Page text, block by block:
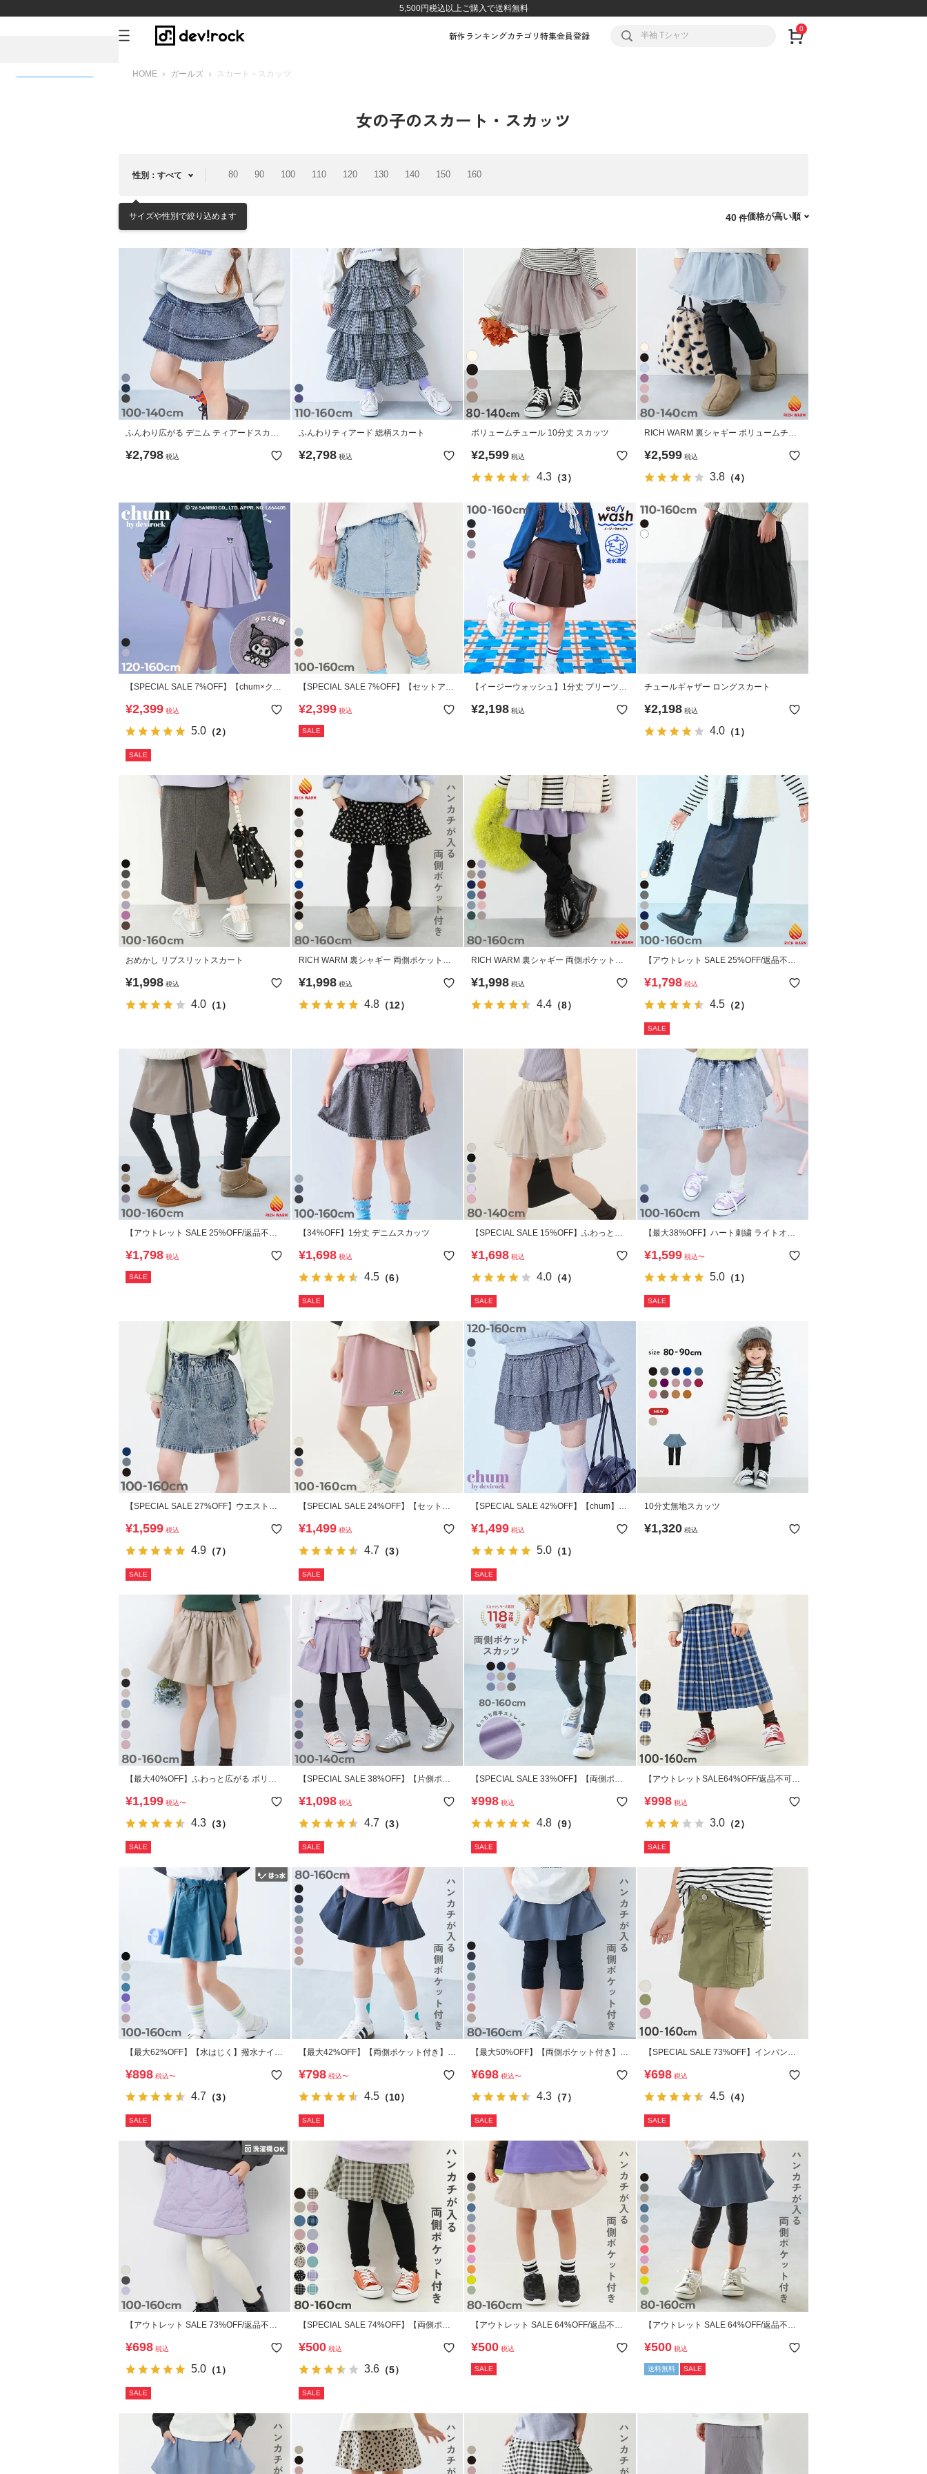
5,500円税込以上ご購入で送料無料
新作ランキングカテゴリ特集会員登録
0
HOME ガールズ スカート・スカッツ
女の子のスカート・スカッツ
性別：すべて 80 90 100 110 120 130 140 150 160
サイズや性別で絞り込めます 価格が高い順
40
ふんわり広がる デニム ティアードスカー
¥2,798 税込
ふんわりティアード 総柄スカート
¥2,798 税込
ボリュームチュール 10分丈 スカッツ
¥2,599 税込
4.3 （3）
RICH WARM 裏シャギー ボリュームチュ
¥2,599 税込
3.8（4）
【SPECIAL SALE 7%OFF】【chum×クロ
¥2,399 税込
5.0 （2）
SALE
【SPECIAL SALE 7%OFF】【セットアッ
¥2,399 税込
SALE
【イージーウォッシュ】1分丈 プリーツス
¥2,198 税込
チュールギャザー ロングスカート
¥2,198 税込
4.0（1）
おめかし リブスリットスカート
¥1,998 税込
4.0 （1）
RICH WARM 裏シャギー 両側ポケット付
¥1,998 税込
4.8（12）
RICH WARM 裏シャギー 両側ポケット付
¥1,998 税込
4.4 （8）
【アウトレット SALE 25%OFF/返品不
ロングスカッツ
¥1,798 税込
4.5（2）
SALE
【アウトレット SALE 25%OFF/返品不
ッツ
¥1,798 税込
SALE
【34%OFF】1分丈 デニムスカッツ
¥1,698 税込
4.5（6）
SALE
【SPECIAL SALE 15%OFF】ふわっと広
¥1,698 税込
4.0 （4）
SALE
【最大38%OFF】ハート刺繍 ライトオン
¥1,599 税込〜
5.0（1）
SALE
【SPECIAL SALE 27%OFF】ウエストフ
¥1,599 税込
4.9 （7）
SALE
【SPECIAL SALE 24%OFF】【セットア
ンナー付き)
¥1,499 税込
4.7 （3）
SALE
【SPECIAL SALE 42%OFF】【chum】キ
¥1,499 税込
5.0 （1）
SALE
10分丈無地スカッツ
¥1,320 税込
【最大40%OFF】ふわっと広がる ボリュ
¥1,199 税込〜
4.3 （3）
SALE
【SPECIAL SALE 38%OFF】【片側ポケ
らべるデザイン スカッツ
¥1,098 税込
4.7 （3）
SALE
【SPECIAL SALE 33%OFF】【両側ポケ
地スカッツ
¥998 税込
4.8 （9）
SALE
【アウトレットSALE64%OFF/返品不可】
¥998 税込
3.0（2）
SALE
【最大62%OFF】【水はじく】撥水ナイロ
¥898 税込〜
4.7 （3）
SALE
【最大42%OFF】【両側ポケット付き】1
¥798 税込〜
4.5（10）
SALE
【最大50%OFF】【両側ポケット付き】6
¥698 税込〜
4.3 （7）
SALE
【SPECIAL SALE 73%OFF】インパンツ
¥698 税込
4.5（4）
SALE
【アウトレット SALE 73%OFF/返品不
風スカート
¥698 税込
5.0 （1）
SALE
【SPECIAL SALE 74%OFF】【両側ポケ
¥500 税込
3.6（5）
SALE
【アウトレット SALE 64%OFF/返品不
ッツ
¥500 税込
SALE
【アウトレット SALE 64%OFF/返品不
ッツ
¥500 税込
送料無料 SALE